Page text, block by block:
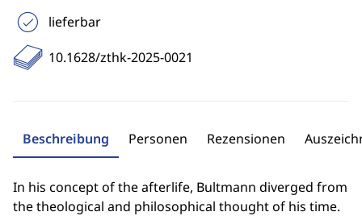
lieferbar
10.1628/zthk-2025-0021
Beschreibung Personen Rezensionen
In his concept of the afterlife, Bultmann diverged from
the theological and philosophical thought of his time.